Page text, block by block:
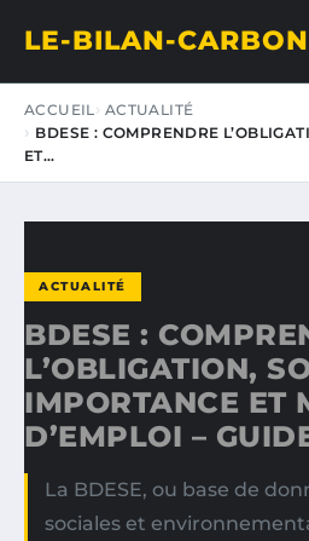
LE-BILAN-
ACCUEIL ACTUALITÉ
BDESE : COMPRENDRE
ET…
ACTUALITÉ
BDESE :
L’OBLIGATION,
IMPORTANCE ET
D’EMPLOI –
La BDESE, ou base de
sociales et